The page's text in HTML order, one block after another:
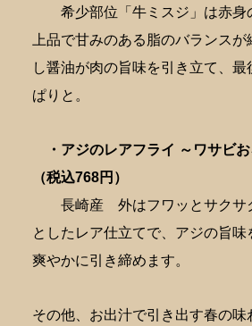
希少部位「牛ミスジ」は赤身
上品で甘みのある脂のバランス
し醤油が肉の旨味を引き立て、最
ぱりと。
・アジのレアフライ ～ワサビお
（税込768円）
長崎産 外はフワッとサクサ
としたレア仕立てで、アジの旨
爽やかに引き締めます。
その他、お出汁で引き出す春の味